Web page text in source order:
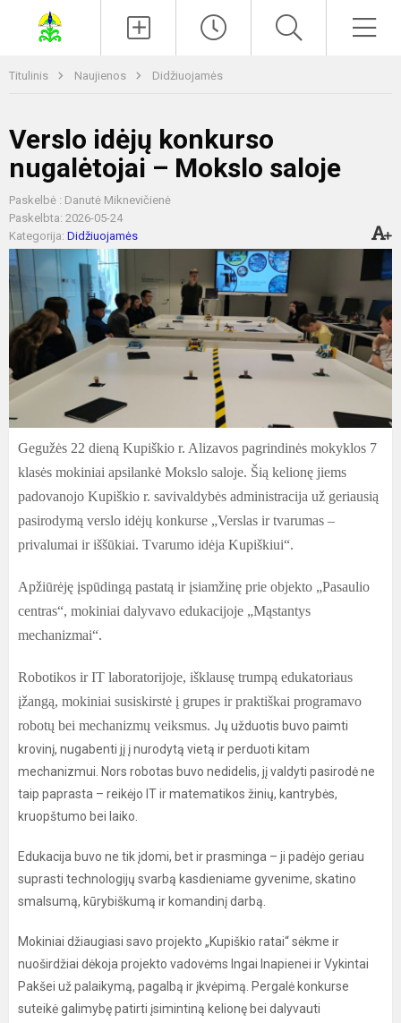
Titulinis Naujienos Didžiuojamės
Verslo idėjų konkurso
nugalėtojai – Mokslo saloje
Paskelbė : Danutė Miknevičienė
Paskelbta: 2026-05-24
Kategorija: Didžiuojamės
Gegužės 22 dieną Kupiškio r. Alizavos pagrindinės mokyklos 7
klasės mokiniai apsilankė Mokslo saloje. Šią kelionę jiems
padovanojo Kupiškio r. savivaldybės administracija už geriausią
pasirodymą verslo idėjų konkurse „Verslas ir tvarumas –
privalumai ir iššūkiai. Tvarumo idėja Kupiškiui“.
Apžiūrėję įspūdingą pastatą ir įsiamžinę prie objekto „Pasaulio
centras“, mokiniai dalyvavo edukacijoje „Mąstantys
mechanizmai“.
Robotikos ir IT laboratorijoje, išklausę trumpą edukatoriaus
įžangą, mokiniai susiskirstė į grupes ir praktiškai programavo
robotų bei mechanizmų veiksmus. Jų užduotis buvo paimti
krovinį, nugabenti jį į nurodytą vietą ir perduoti kitam
mechanizmui. Nors robotas buvo nedidelis, jį valdyti pasirodė ne
taip paprasta – reikėjo IT ir matematikos žinių, kantrybės,
kruopštumo bei laiko.
Edukacija buvo ne tik įdomi, bet ir prasminga – ji padėjo geriau
suprasti technologijų svarbą kasdieniame gyvenime, skatino
smalsumą, kūrybiškumą ir komandinį darbą.
Mokiniai džiaugiasi savo projekto „Kupiškio ratai“ sėkme ir
nuoširdžiai dėkoja projekto vadovėms Ingai Inapienei ir Vykintai
Pakšei už palaikymą, pagalbą ir įkvėpimą. Pergalė konkurse
suteikė galimybę patirti įsimintiną kelionę bei dalyvauti